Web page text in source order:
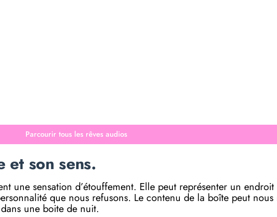
Parcourir tous les rêves audios
et son sens.
une sensation d’étouffement. Elle peut représenter un
que nous refusons. Le contenu de la boîte peut
une boite de nuit.